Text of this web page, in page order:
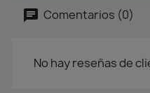
Comentarios (0)
No hay reseñas de